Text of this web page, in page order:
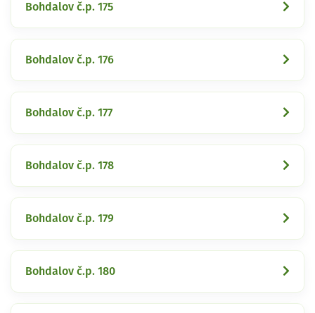
Bohdalov č.p. 175
Bohdalov č.p. 176
Bohdalov č.p. 177
Bohdalov č.p. 178
Bohdalov č.p. 179
Bohdalov č.p. 180